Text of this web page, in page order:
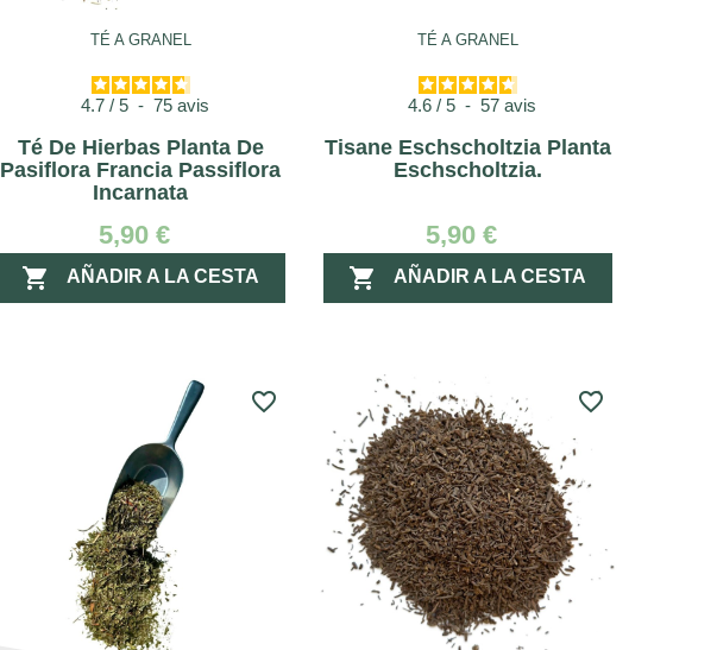
TÉ A GRANEL
4.7 / 5 - 75avis
Té De Hierbas Planta De
Pasiflora Francia Passiflora
Incarnata
5,90 €
 AÑADIR A LA CESTA
TÉ A GRANEL
4.6 / 5 - 57avis
Tisane Eschscholtzia Planta
Eschscholtzia.
5,90 €
 AÑADIR A LA CESTA
favorite_border favorite_border